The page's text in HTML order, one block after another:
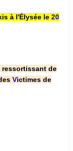
à l'Élysée le 20
ressortissant de
Victimes de